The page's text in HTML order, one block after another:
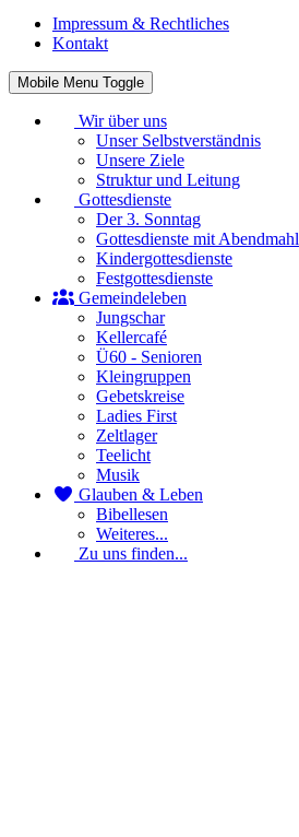
Impressum & Rechtliches
Kontakt
Mobile Menu Toggle
Wir über uns
Unser Selbstverständnis
Unsere Ziele
Struktur und Leitung
Gottesdienste
Der 3. Sonntag
Gottesdienste mit Abendmahl
Kindergottesdienste
Festgottesdienste
Gemeindeleben
Jungschar
Kellercafé
Ü60 - Senioren
Kleingruppen
Gebetskreise
Ladies First
Zeltlager
Teelicht
Musik
Glauben & Leben
Bibellesen
Weiteres...
Zu uns finden...